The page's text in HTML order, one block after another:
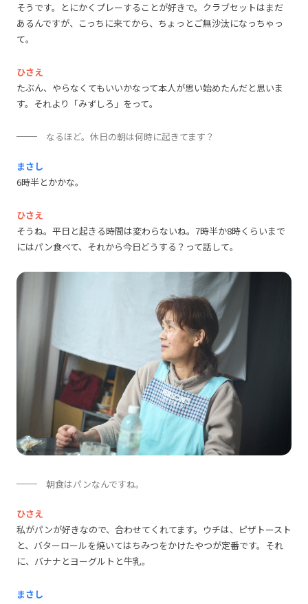
そうです。とにかくプレーすることが好きで。クラブセットはまだ
あるんですが、こっちに来てから、ちょっとご無沙汰になっちゃっ
て。
ひさえ
たぶん、やらなくてもいいかなって本人が思い始めたんだと思いま
す。それより「みずしろ」をって。
なるほど。休日の朝は何時に起きてます？
まさし
6時半とかかな。
ひさえ
そうね。平日と起きる時間は変わらないね。7時半か8時くらいまで
にはパン食べて、それから今日どうする？って話して。
朝食はパンなんですね。
ひさえ
私がパンが好きなので、合わせてくれてます。ウチは、ピザトースト
と、バターロールを焼いてはちみつをかけたやつが定番です。それ
に、バナナとヨーグルトと牛乳。
まさし